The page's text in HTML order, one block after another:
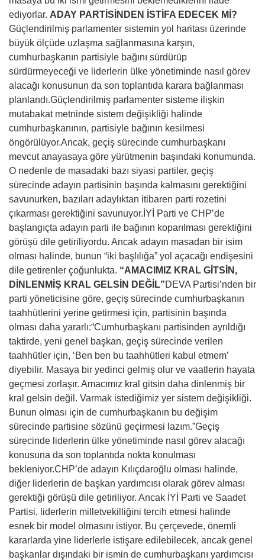
ediyorlar. ADAY PARTİSİNDEN İSTİFA EDECEK Mİ?
Güçlendirilmiş parlamenter sistemin yol haritası üzerinde
büyük ölçüde uzlaşma sağlanmasına karşın,
cumhurbaşkanın partisiyle bağını sürdürüp
sürdürmeyeceği ve liderlerin ülke yönetiminde nasıl görev
alacağı konusunun da son toplantıda karara bağlanması
planlandı.Güçlendirilmiş parlamenter sisteme ilişkin
mutabakat metninde sistem değişikliği halinde
cumhurbaşkanının, partisiyle bağının kesilmesi
öngörülüyor.Ancak, geçiş sürecinde cumhurbaşkanı
mevcut anayasaya göre yürütmenin başındaki konumunda.
O nedenle de masadaki bazı siyasi partiler, geçiş
sürecinde adayın partisinin başında kalmasını gerektiğini
savunurken, bazıları adaylıktan itibaren parti rozetini
çıkarması gerektiğini savunuyor.İYİ Parti ve CHP’de
başlangıçta adayın parti ile bağının koparılması gerektiğini
görüşü dile getiriliyordu. Ancak adayın masadan bir isim
olması halinde, bunun “iki başlılığa” yol açacağı endişesini
dile getirenler çoğunlukta. “AMACIMIZ KRAL GİTSİN,
DİNLENMİŞ KRAL GELSİN DEĞİL”DEVA Partisi’nden bir
parti yöneticisine göre, geçiş sürecinde cumhurbaşkanın
taahhütlerini yerine getirmesi için, partisinin başında
olması daha yararlı:“Cumhurbaşkanı partisinden ayrıldığı
taktirde, yeni genel başkan, geçiş sürecinde verilen
taahhütler için, ‘Ben ben bu taahhütleri kabul etmem’
diyebilir. Masaya bir yedinci gelmiş olur ve vaatlerin hayata
geçmesi zorlaşır. Amacımız kral gitsin daha dinlenmiş bir
kral gelsin değil. Varmak istediğimiz yer sistem değişikliği.
Bunun olması için de cumhurbaşkanın bu değişim
sürecinde partisine sözünü geçirmesi lazım.”Geçiş
sürecinde liderlerin ülke yönetiminde nasıl görev alacağı
konusuna da son toplantıda nokta konulması
bekleniyor.CHP’de adayın Kılıçdaroğlu olması halinde,
diğer liderlerin de başkan yardımcısı olarak görev alması
gerektiği görüşü dile getiriliyor. Ancak İYİ Parti ve Saadet
Partisi, liderlerin milletvekilliğini tercih etmesi halinde
esnek bir model olmasını istiyor. Bu çerçevede, önemli
kararlarda yine liderlerle istişare edilebilecek, ancak genel
başkanlar dışındaki bir ismin de cumhurbaşkanı yardımcısı